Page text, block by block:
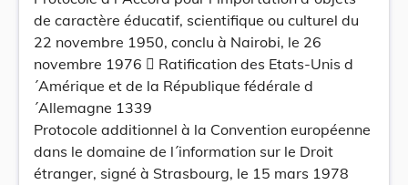
de caractère éducatif, scientifique ou culturel du
22 novembre 1950, conclu à Nairobi, le 26
novembre 1976  Ratification des Etats-Unis d
´Amérique et de la République fédérale d
´Allemagne 1339
Protocole additionnel à la Convention européenne
dans le domaine de l´information sur le Droit
étranger, signé à Strasbourg, le 15 mars 1978